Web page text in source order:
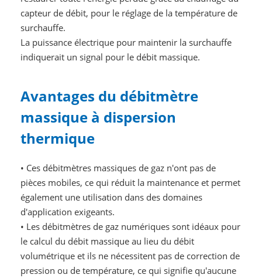
capteur de débit, pour le réglage de la température de
surchauffe.
La puissance électrique pour maintenir la surchauffe
indiquerait un signal pour le débit massique.
Avantages du débitmètre
massique à dispersion
thermique
• Ces débitmètres massiques de gaz n'ont pas de
pièces mobiles, ce qui réduit la maintenance et permet
également une utilisation dans des domaines
d'application exigeants.
• Les débitmètres de gaz numériques sont idéaux pour
le calcul du débit massique au lieu du débit
volumétrique et ils ne nécessitent pas de correction de
pression ou de température, ce qui signifie qu'aucune